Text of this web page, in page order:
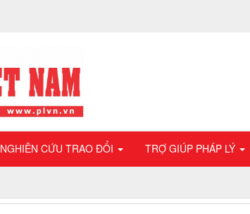
NGHIÊN CỨU TRAO ĐỔI TRỢ GIÚP PHÁP LÝ